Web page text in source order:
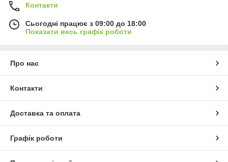
Контакти
Сьогодні працює з 09:00 до 18:00
Показати весь графік роботи
Про нас
Контакти
Доставка та оплата
Графік роботи